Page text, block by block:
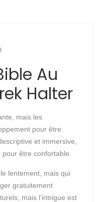
Au
Halter
mais les
pour être
et immersive,
être confortable.
lentement, mais qui
gratuitement
mais l’intrigue est